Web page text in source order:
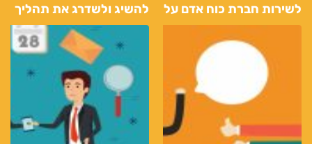
לשירות חברת כוח אדם על
מנת לגלות העבודה
האידיאלית שלך
להשיג ולשדרג את תהליך
הגיוס באמצעות שירותי
כוח אדם